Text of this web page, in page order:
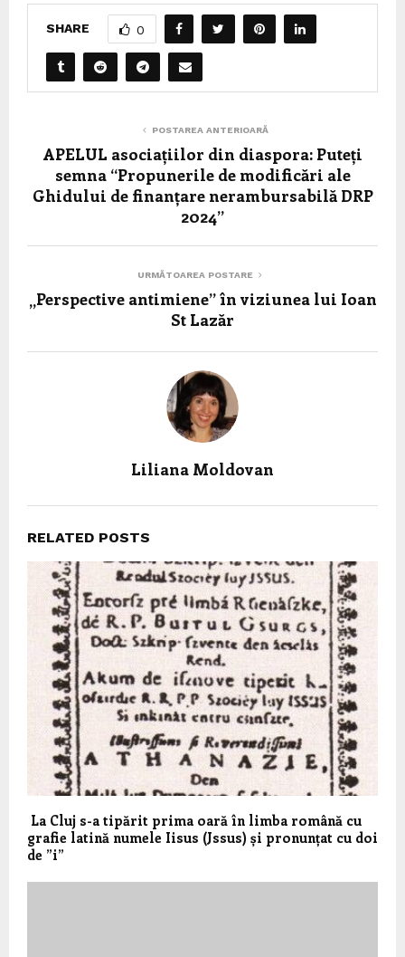
SHARE 0
POSTAREA ANTERIOARĂ
APELUL asociațiilor din diaspora: Puteți
semna “Propunerile de modificări ale
Ghidului de finanțare nerambursabilă DRP
2024”
URMĂTOAREA POSTARE
„Perspective antimiene” în viziunea lui Ioan
St Lazăr
Liliana Moldovan
RELATED POSTS
La Cluj s-a tipărit prima oară în limba română cu
grafie latină numele Iisus (Jssus) și pronunțat cu doi
de ”i”